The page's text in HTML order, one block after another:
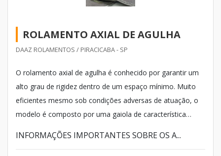
ROLAMENTO AXIAL DE AGULHA
DAAZ ROLAMENTOS / PIRACICABA - SP
O rolamento axial de agulha é conhecido por garantir um
alto grau de rigidez dentro de um espaço mínimo. Muito
eficientes mesmo sob condições adversas de atuação, o
modelo é composto por uma gaiola de característica
correta um grande número de rolos.
INFORMAÇÕES IMPORTANTES SOBRE OS A...